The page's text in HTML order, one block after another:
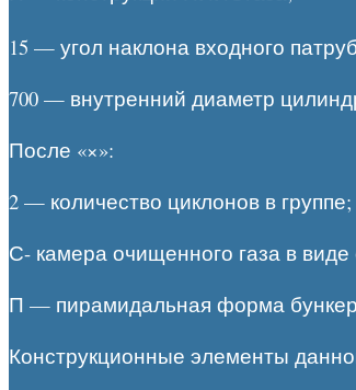
15 — угол наклона входного
700 — внутренний диаметр
После «×»:
2 — количество циклонов в группе;
С- камера очищенного газа в виде
П — пирамидальная форма
Конструкционные элементы